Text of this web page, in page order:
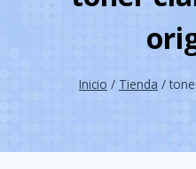
Inicio / Tienda /